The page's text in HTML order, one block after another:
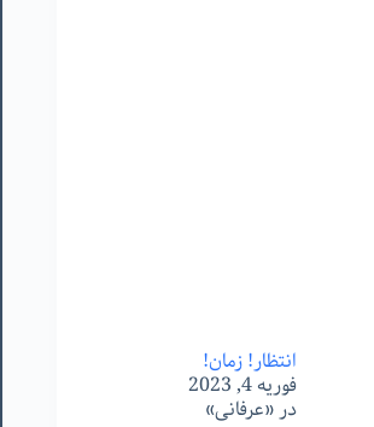
انتظار! زمان!
فوریه 4, 2023
در «عرفانی»